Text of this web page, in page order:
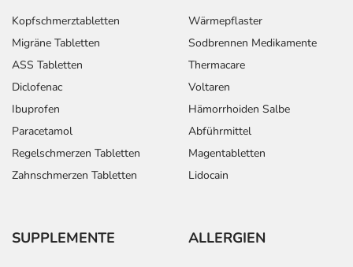
Kopfschmerztabletten
Migräne Tabletten
ASS Tabletten
Diclofenac
Ibuprofen
Paracetamol
Regelschmerzen Tabletten
Zahnschmerzen Tabletten
Wärmepflaster
Sodbrennen Medikamente
Thermacare
Voltaren
Hämorrhoiden Salbe
Abführmittel
Magentabletten
Lidocain
SUPPLEMENTE ALLERGIEN